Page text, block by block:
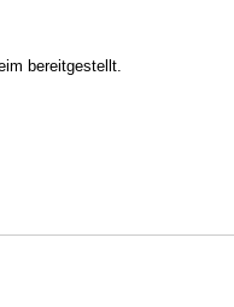
bereitgestellt.